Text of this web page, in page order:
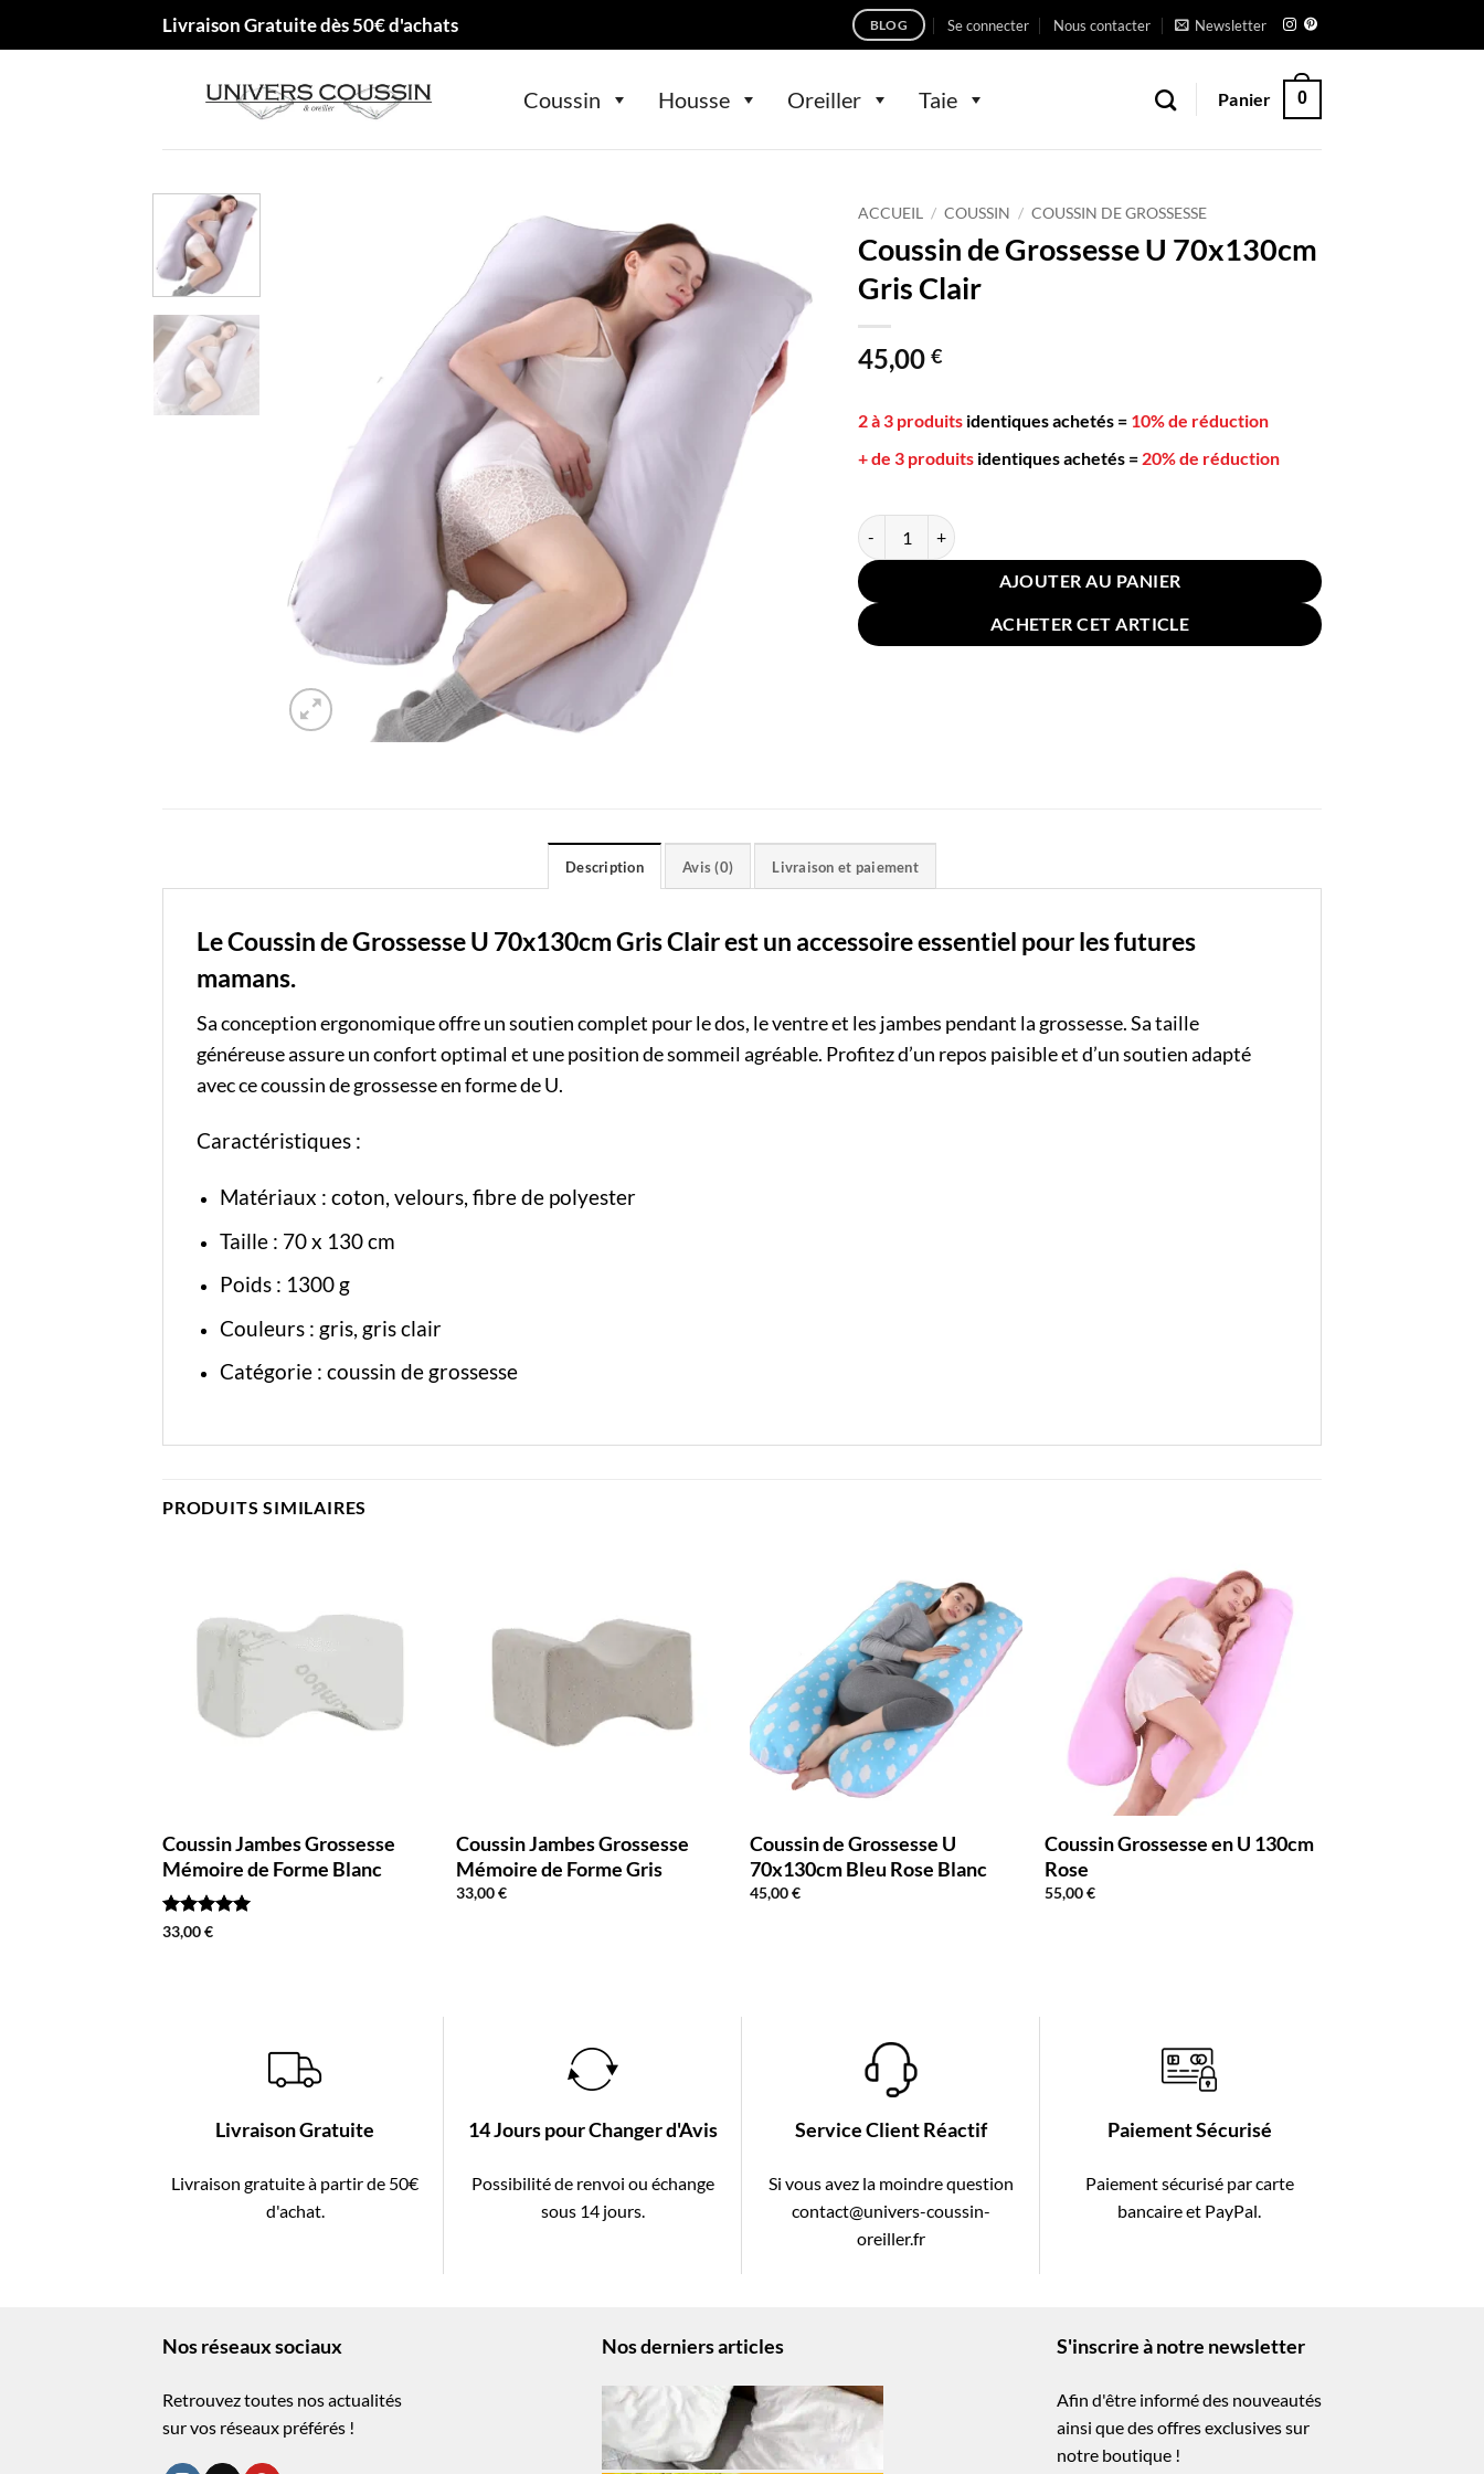
Livraison Gratuite dès 50€ d'achats BLOG Se connecter Nous contacter Newsletter
Coussin Housse Oreiller Taie Panier 0
ACCUEIL / COUSSIN / COUSSIN DE GROSSESSE
Coussin de Grossesse U 70x130cm
Gris Clair
45,00 €
2 à 3 produits identiques achetés = 10% de réduction
+ de 3 produits identiques achetés = 20% de réduction
quantité de Coussin de Grossesse U 70x130cm Gris Clair
AJOUTER AU PANIER
ACHETER CET ARTICLE
Description Avis (0) Livraison et paiement
Le Coussin de Grossesse U 70x130cm Gris Clair est un accessoire essentiel pour les futures
mamans.
Sa conception ergonomique offre un soutien complet pour le dos, le ventre et les jambes pendant la grossesse. Sa taille
généreuse assure un confort optimal et une position de sommeil agréable. Profitez d’un repos paisible et d’un soutien adapté
avec ce coussin de grossesse en forme de U.
Caractéristiques :
Matériaux : coton, velours, fibre de polyester
Taille : 70 x 130 cm
Poids : 1300 g
Couleurs : gris, gris clair
Catégorie : coussin de grossesse
PRODUITS SIMILAIRES
Coussin Jambes Grossesse
Mémoire de Forme Blanc
Note5
33,00€
Coussin Jambes Grossesse
Mémoire de Forme Gris
33,00€
Coussin de Grossesse U
70x130cm Bleu Rose Blanc
45,00€
Coussin Grossesse en U 130cm
Rose
55,00€
Livraison Gratuite
Livraison gratuite à partir de 50€
d'achat.
14 Jours pour Changer d'Avis
Possibilité de renvoi ou échange
sous 14 jours.
Service Client Réactif
Si vous avez la moindre question
contact@univers-coussin-
oreiller.fr
Paiement Sécurisé
Paiement sécurisé par carte
bancaire et PayPal.
Nos réseaux sociaux
Retrouvez toutes nos actualités
sur vos réseaux préférés !
Nos derniers articles S'inscrire à notre newsletter
Afin d'être informé des nouveautés
ainsi que des offres exclusives sur
notre boutique !